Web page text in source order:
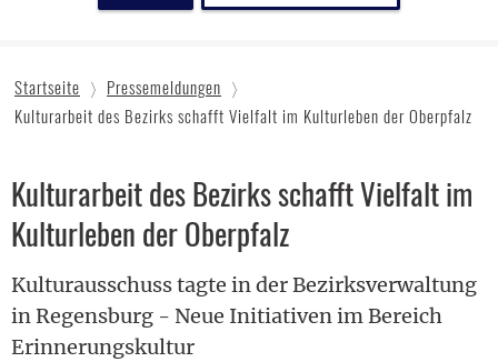
Startseite
Pressemeldungen
Kulturarbeit des Bezirks schafft Vielfalt im Kulturleben der Oberpfalz
Kulturarbeit des Bezirks schafft Vielfalt im
Kulturleben der Oberpfalz
Kulturausschuss tagte in der Bezirksverwaltung
in Regensburg - Neue Initiativen im Bereich
Erinnerungskultur